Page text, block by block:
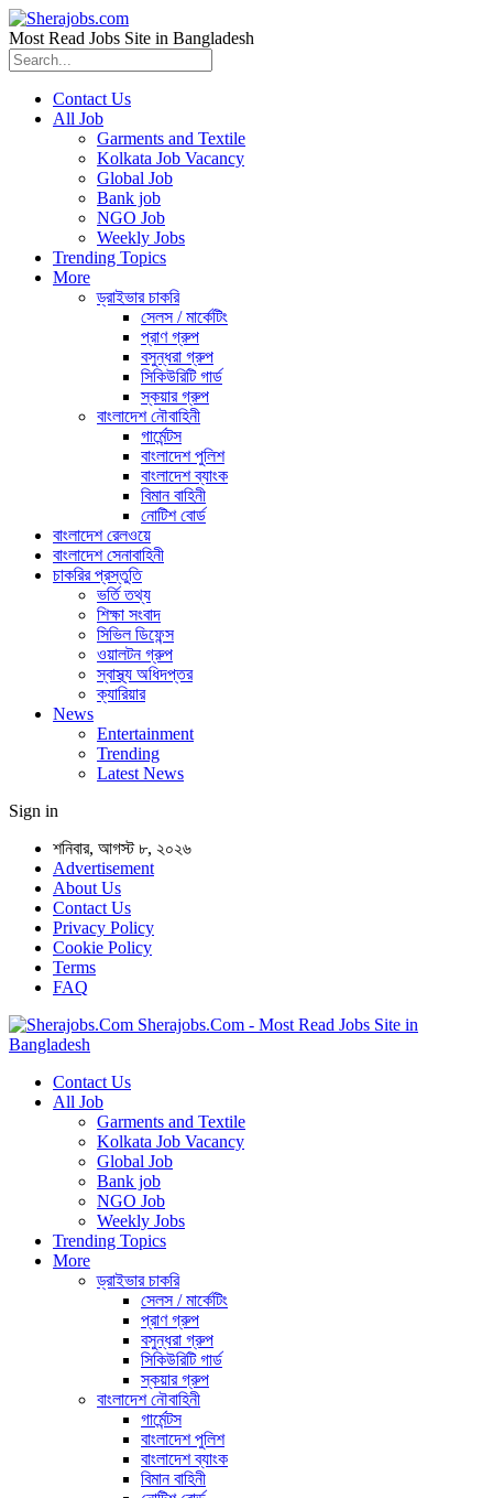
Most Read Jobs Site in Bangladesh
Contact Us
All Job
Garments and Textile
Kolkata Job Vacancy
Global Job
Bank job
NGO Job
Weekly Jobs
Trending Topics
More
ড্রাইভার চাকরি
সেলস / মার্কেটিং
প্রাণ গ্রুপ
বসুন্ধরা গ্রুপ
সিকিউরিটি গার্ড
স্কয়ার গ্রুপ
বাংলাদেশ নৌবাহিনী
গার্মেন্টস
বাংলাদেশ পুলিশ
বাংলাদেশ ব্যাংক
বিমান বাহিনী
নোটিশ বোর্ড
বাংলাদেশ রেলওয়ে
বাংলাদেশ সেনাবাহিনী
চাকরির প্রস্তুতি
ভর্তি তথ্য
শিক্ষা সংবাদ
সিভিল ডিফেন্স
ওয়ালটন গ্রুপ
স্বাস্থ্য অধিদপ্তর
ক্যারিয়ার
News
Entertainment
Trending
Latest News
Sign in
শনিবার, আগস্ট ৮, ২০২৬
Advertisement
About Us
Contact Us
Privacy Policy
Cookie Policy
Terms
FAQ
Sherajobs.Com - Most Read Jobs Site in
Bangladesh
Contact Us
All Job
Garments and Textile
Kolkata Job Vacancy
Global Job
Bank job
NGO Job
Weekly Jobs
Trending Topics
More
ড্রাইভার চাকরি
সেলস / মার্কেটিং
প্রাণ গ্রুপ
বসুন্ধরা গ্রুপ
সিকিউরিটি গার্ড
স্কয়ার গ্রুপ
বাংলাদেশ নৌবাহিনী
গার্মেন্টস
বাংলাদেশ পুলিশ
বাংলাদেশ ব্যাংক
বিমান বাহিনী